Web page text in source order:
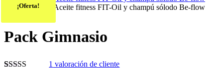
¡Oferta!
Pack Gimnasio
1 valoración de cliente